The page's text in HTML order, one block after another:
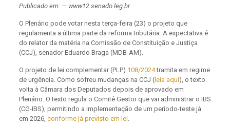
Publicado em: — www12.senado.leg.br
O Plenário pode votar nesta terça-feira (23) o projeto que
regulamenta a última parte da reforma tributária. A expectativa é
do relator da matéria na Comissão de Constituição e Justiça
(CCJ), senador Eduardo Braga (MDB-AM).
O projeto de lei complementar (PLP) 108/2024tramita em regime
de urgência. Como sofreu mudanças na CCJ (leia aqui), o texto
volta à Câmara dos Deputados depois de aprovado em
Plenário. O texto regula o Comitê Gestor que vai administrar o IBS
(CG-IBS), permitindo a implementação de um período-teste já
em 2026, conforme já previsto em lei.